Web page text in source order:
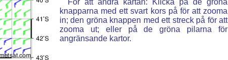
För att ändra kartan: Klicka på de gröna
knapparna med ett svart kors på för att zooma
in; den gröna knappen med ett streck på för att
zooma ut; eller på de gröna pilarna för
angränsande kartor.